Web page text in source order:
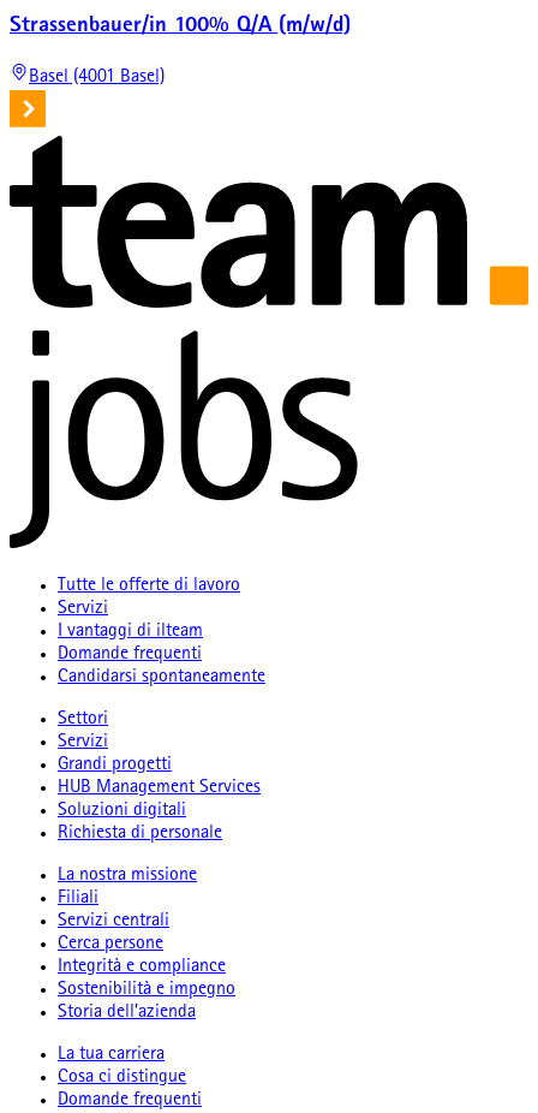
Strassenbauer/in 100% Q/A (m/w/d)
Basel (4001 Basel)
Tutte le offerte di lavoro
Servizi
I vantaggi di ilteam
Domande frequenti
Candidarsi spontaneamente
Settori
Servizi
Grandi progetti
HUB Management Services
Soluzioni digitali
Richiesta di personale
La nostra missione
Filiali
Servizi centrali
Cerca persone
Integrità e compliance
Sostenibilità e impegno
Storia dell’azienda
La tua carriera
Cosa ci distingue
Domande frequenti